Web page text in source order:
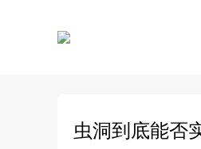
虫洞到底能否